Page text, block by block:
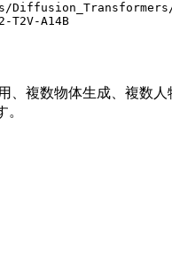
Diffusion_Transformers/
T2V-A14B
、複数物体生成、複数